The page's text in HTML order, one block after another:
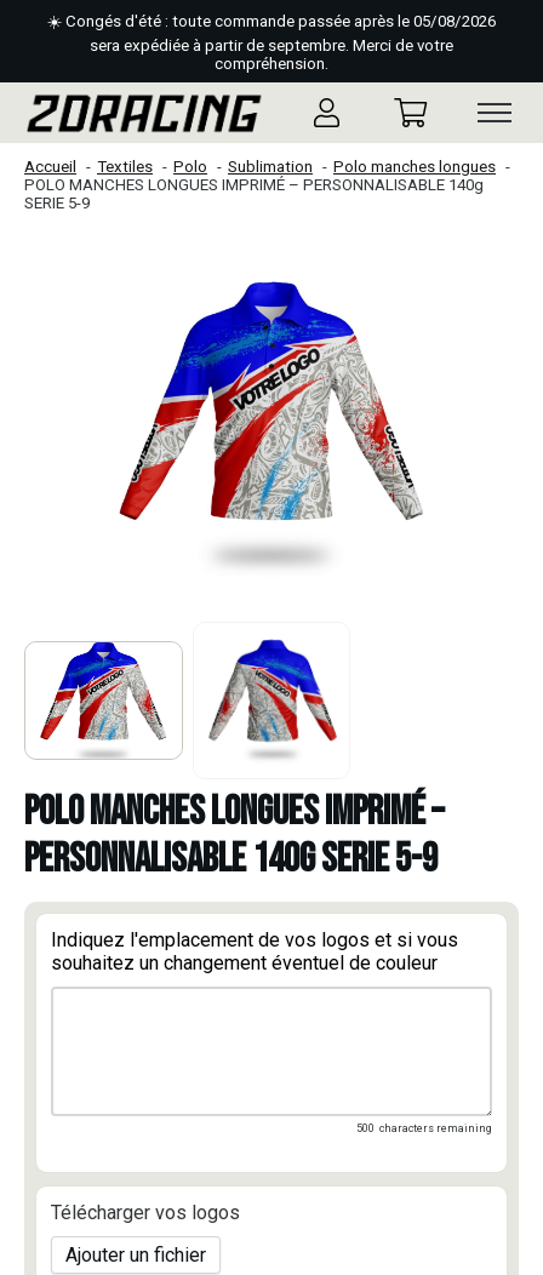
☀️ Congés d'été : toute commande passée après le 05/08/2026
sera expédiée à partir de septembre. Merci de votre
compréhension.
Accueil Textiles Polo Sublimation
Polo manches longues
POLO MANCHES LONGUES IMPRIMÉ – PERSONNALISABLE 140g
SERIE 5-9
POLO MANCHES LONGUES IMPRIMÉ –
PERSONNALISABLE 140g SERIE 5-9
Indiquez l'emplacement de vos logos et si vous
souhaitez un changement éventuel de couleur
500 characters remaining
Télécharger vos logos
Ajouter un fichier